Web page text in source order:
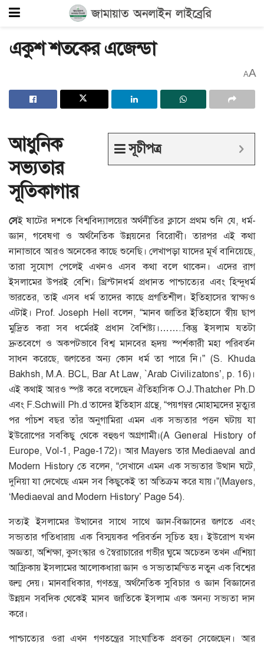
একুশ শতকের এজেন্ডা
AA
সূচীপত্র
আধুনিক
সভ্যতার
সূতিকাগার
সেই ষাটের দশকে বিশ্ববিদ্যালয়ের অর্থনীতির ক্লাসে প্রথম শুনি যে, ধর্ম-
জ্ঞান, গবেষণা ও অর্থনৈতিক উন্নয়নের বিরোধী। তারপর এই কথা
নানাভাবে আরও অনেকের কাছে শুনেছি। লেখাপড়া যাদের মূর্খ বানিয়েছে,
তারা সুযোগ পেলেই এখনও এসব কথা বলে থাকেন। এদের রাগ
ইসলামের উপরই বেশি। খ্রিস্টানধর্ম প্রধানত পাশ্চাত্যের এবং হিন্দুধর্ম
ভারতের, তাই এসব ধর্ম তাদের কাছে প্রগতিশীল। ইতিহাসের স্বাক্ষ্যও
এটাই। Prof. Joseph Hell বলেন, “মানব জাতির ইতিহাসে স্বীয় ছাপ
মুদ্রিত করা সব ধর্মেরই প্রধান বৈশিষ্ট্য।……..কিন্তু ইসলাম যতটা
দ্রুতবেগে ও অকপটভাবে বিশ্ব মানবের হৃদয় স্পর্শকারী মহা পরিবর্তন
সাধন করেছে, জগতের অন্য কোন ধর্ম তা পারে নি।” (S. Khuda
Bakhsh, M.A. BCL, Bar At Law, `Arab Civilizatons’, p. 16)।
এই কথাই আরও স্পষ্ট করে বলেছেন ঐতিহাসিক O.J.Thatcher Ph.D
এবং F.Schwill Ph.d তাদের ইতিহাস গ্রন্থে, “পয়গম্বর মোহাম্মদের মৃত্যুর
পর পাঁচশ বছর তাঁর অনুগামিরা এমন এক সভ্যতার পত্তন ঘটায় যা
ইউরোপের সবকিছু থেকে বহুগুণ অগ্রগামী।(A General History of
Europe, Vol-1, Page-172)। আর Mayers তার Mediaeval and
Modern History তে বলেন, “সেখানে এমন এক সভ্যতার উত্থান ঘটে,
দুনিয়া যা দেখেছে এমন সব কিছুকেই তা অতিক্রম করে যায়।”(Mayers,
‘Mediaeval and Modern History’ Page 54).
সত্যই ইসলামের উত্থানের সাথে সাথে জ্ঞান-বিজ্ঞানের জগতে এবং
সভ্যতার গতিধারায় এক বিস্ময়কর পরিবর্তন সূচিত হয়। ইউরোপ যখন
অজ্ঞতা, অশিক্ষা, কুসংস্কার ও স্বৈরাচারের গভীর ঘুমে অচেতন তখন এশিয়া
আফ্রিকায় ইসলামের আলোকধারা জ্ঞান ও সভ্যতামন্ডিত নতুন এক বিশ্বের
জন্ম দেয়। মানবাধিকার, গণতন্ত্র, অর্থনৈতিক সুবিচার ও জ্ঞান বিজ্ঞানের
উন্নয়ন সবদিক থেকেই মানব জাতিকে ইসলাম এক অনন্য সভ্যতা দান
করে।
পাশ্চাত্যের ওরা এখন গণতন্ত্রের সাংঘাতিক প্রবক্তা সেজেছেন। আর